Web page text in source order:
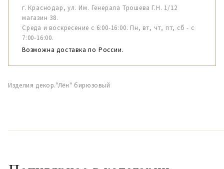
г. Краснодар, ул. Им. Генерала Трошева Г.Н. 1/12
магазин 38.
Среда и воскресение с 6:00-16:00. Пн, вт, чт, пт, сб - с
7:00-16:00.
Возможна доставка по России.
Изделия декор."Лён" бирюзовый